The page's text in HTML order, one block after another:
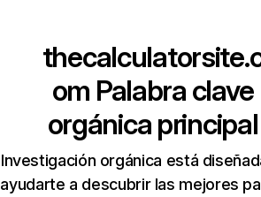
om Palabra clave
orgánica principal
Investigación orgánica está
ayudarte a descubrir las mejores